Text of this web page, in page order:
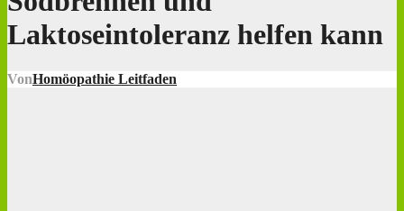
Laktoseintoleranz helfen kann
VonHomöopathie Leitfaden